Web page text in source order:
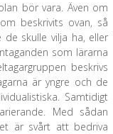
bör vara. Även om
beskrivits ovan, så
skulle vilja ha, eller
som lärarna
beskrivs
är yngre och de
Samtidigt
Med sådan
är svårt att bedriva